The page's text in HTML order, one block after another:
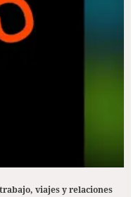
viajes y relaciones